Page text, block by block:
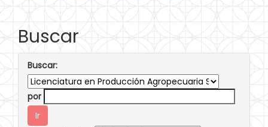
Buscar
Buscar:
por